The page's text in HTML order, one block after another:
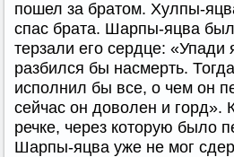
пошел за братом. Хулпы-
спас брата. Шарпы-яцва
терзали его сердце: «Упади
разбился бы насмерть.
исполнил бы все, о чем он
сейчас он доволен и горд».
речке, через которую было
Шарпы-яцва уже не мог